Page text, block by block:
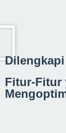
Fitur-Fitur